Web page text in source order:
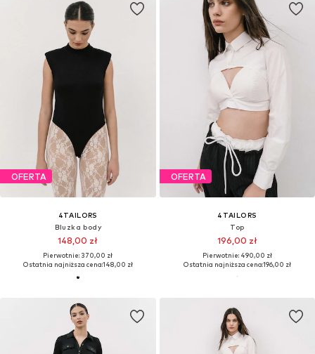
OFERTA
4TAILORS
Bluzka body
148,00 zł
Pierwotnie: 370,00 zł
Ostatnia najniższa cena:148,00 zł
OFERTA
4TAILORS
Top
196,00 zł
Pierwotnie: 490,00 zł
Ostatnia najniższa cena:196,00 zł